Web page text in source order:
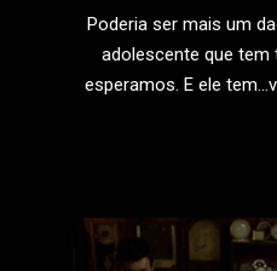
Poderia ser mais um
adolescente que
esperamos. E ele